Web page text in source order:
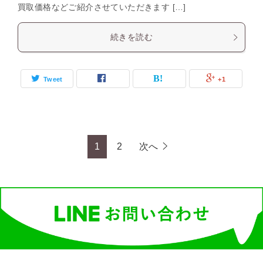
買取価格などご紹介させていただきます […]
続きを読む
Tweet +1
1 2 次へ